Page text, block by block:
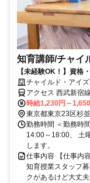
知育講師/チャイ
【未経験OK！】資格
きた！」を引き出す知
チャイルド・アイ
アクセス 西武新宿
時給1,230円～
東京都東京23区杉
勤務時間 ＜勤務時
14:00～18:00、 土
します。
仕事内容 【仕事内
知育授業スタッフ
クがあるけど大丈